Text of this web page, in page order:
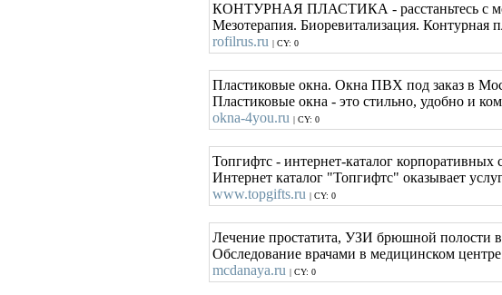
КОНТУРНАЯ ПЛАСТИКА - расстаньтесь с
Мезотерапия. Биоревитализация. Контурная
rofilrus.ru | CY: 0
Пластиковые окна. Окна ПВХ под заказ в
Пластиковые окна - это стильно, удобно и
okna-4you.ru | CY: 0
Топгифтс - интернет-каталог
Интернет каталог "Топгифтс" оказывает
www.topgifts.ru | CY: 0
Лечение простатита, УЗИ брюшной полости
Обследование врачами в медицинском
mcdanaya.ru | CY: 0